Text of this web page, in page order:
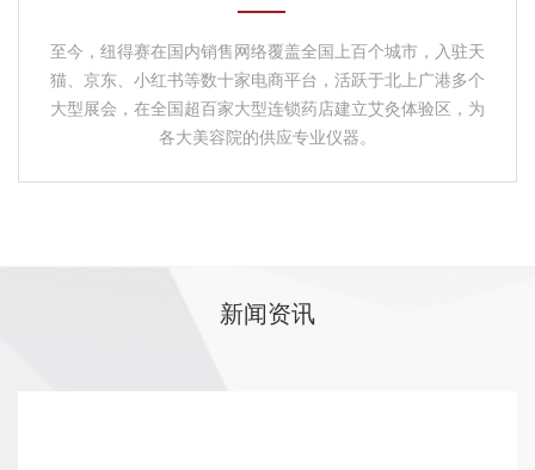
至今，纽得赛在国内销售网络覆盖全国上百个城市，入驻天
猫、京东、小红书等数十家电商平台，活跃于北上广港多个
大型展会，在全国超百家大型连锁药店建立艾灸体验区，为
各大美容院的供应专业仪器。
新闻资讯